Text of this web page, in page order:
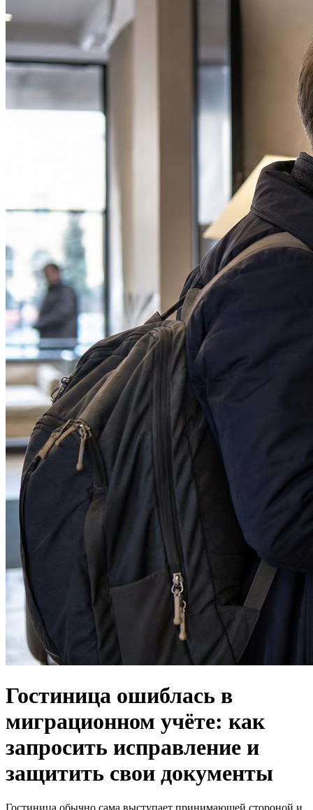
Гостиница ошиблась в
миграционном учёте: как
запросить исправление и
защитить свои документы
Гостиница обычно сама выступает принимающей стороной и